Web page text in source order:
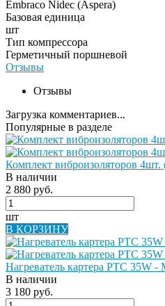
Embraco Nidec (Aspera)
Базовая единица
шт
Тип компрессора
Герметичный поршневой
Отзывы
Отзывы
Загрузка комментариев...
Популярные в разделе
Комплект виброизоляторов 4шт.
В наличии
2 880 руб.
шт
В КОРЗИНУ
Нагреватель картера PTC 35W -
В наличии
3 180 руб.